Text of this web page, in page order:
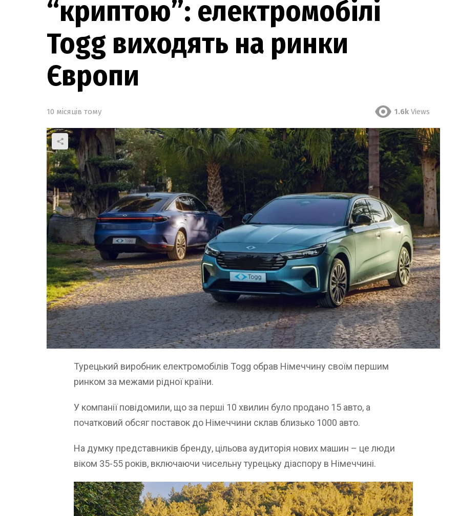
“криптою”: електромобілі
Togg виходять на ринки
Європи
10 місяців тому 1.6k Views
Турецький виробник електромобілів Togg обрав Німеччину своїм першим
ринком за межами рідної країни.
У компанії повідомили, що за перші 10 хвилин було продано 15 авто, а
початковий обсяг поставок до Німеччини склав близько 1000 авто.
На думку представників бренду, цільова аудиторія нових машин – це люди
віком 35-55 років, включаючи чисельну турецьку діаспору в Німеччині.